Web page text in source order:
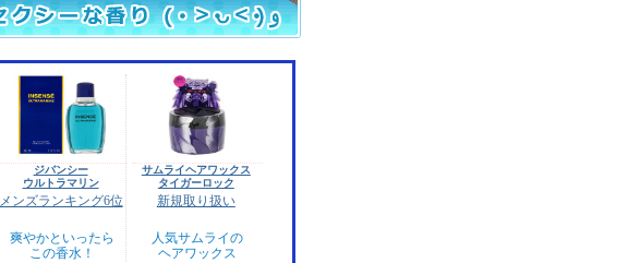
ジバンシー
ウルトラマリン
メンズランキング6位
爽やかといったら
この香水！
サムライヘアワックス
タイガーロック
新規取り扱い
人気サムライの
ヘアワックス